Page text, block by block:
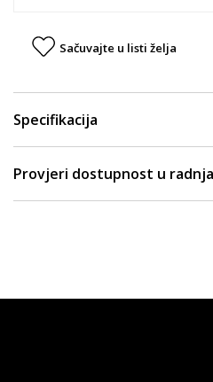
Sačuvajte u listi želja
Specifikacija
Provjeri dostupnost u